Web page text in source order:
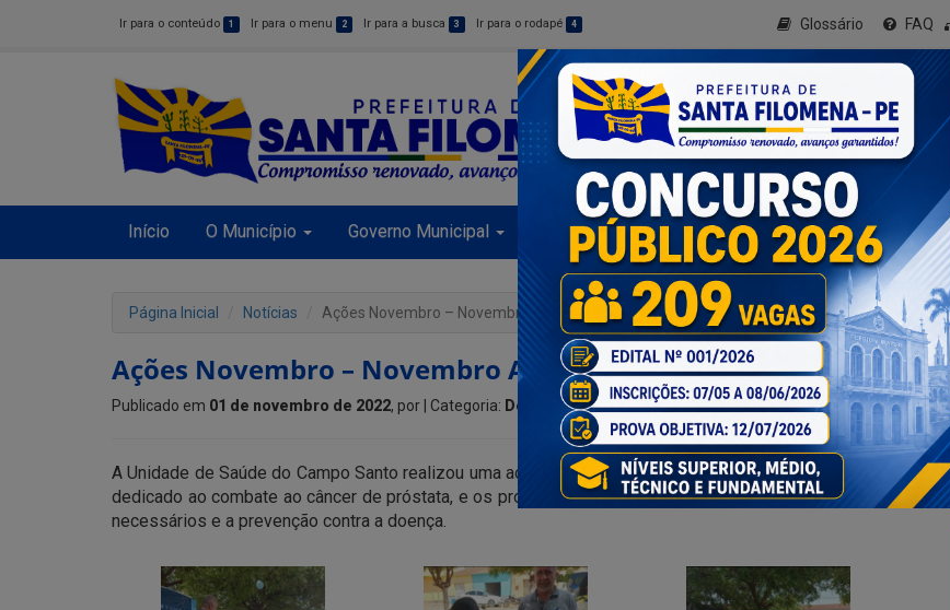
Ir para o conteúdo 1 Ir para o menu 2 Ir para a busca 3 Ir para o rodapé 4 Glossário FAQ
Início O Município Governo Municipal Secretarias Informe-se Serviços Digitais
Página Inicial Notícias Ações Novembro – Novembro Azul
Ações Novembro – Novembro Azul
Publicado em 01 de novembro de 2022, por | Categoria: Destaque
A Unidade de Saúde do Campo Santo realizou uma ação com os homens da localidade. Novembro é o mês
dedicado ao combate ao câncer de próstata, e os profissionais alertaram os presentes sobre os cuidados
necessários e a prevenção contra a doença.